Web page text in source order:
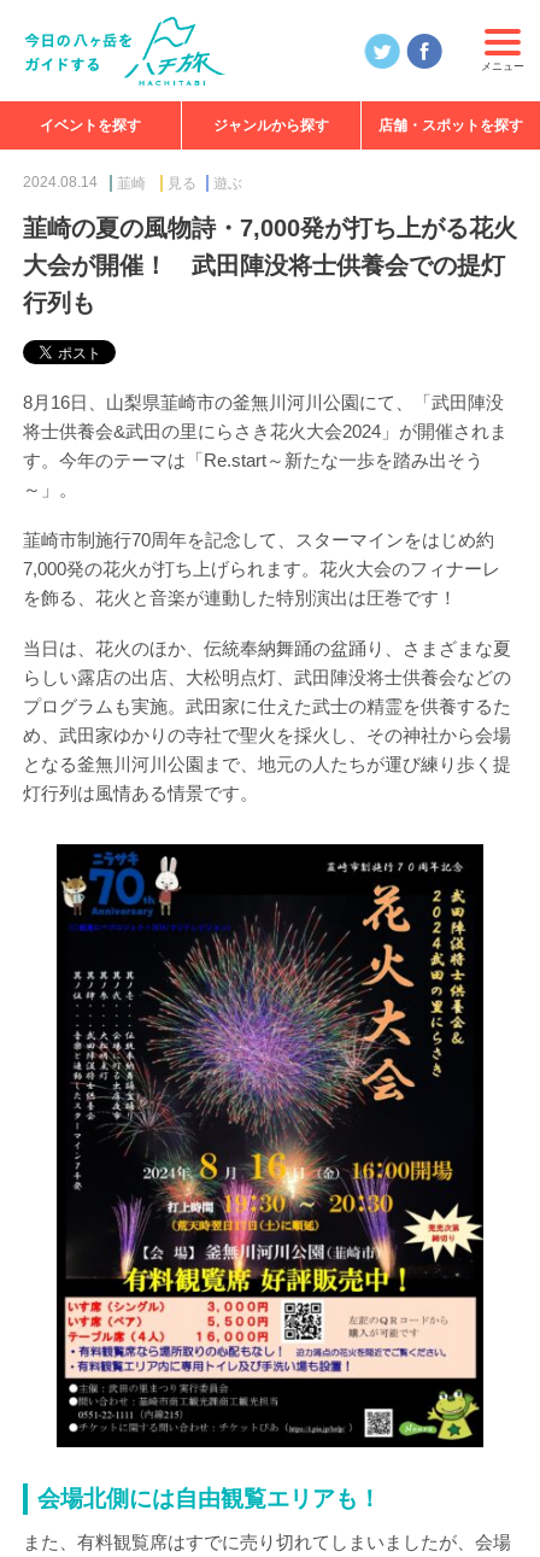
メニュー
イベントを探す ジャンルから探す 店舗・スポットを探す
2024.08.14 韮崎 見る 遊ぶ
韮崎の夏の風物詩・7,000発が打ち上がる花火
大会が開催！ 武田陣没将士供養会での提灯
行列も
8月16日、山梨県韮崎市の釜無川河川公園にて、「武田陣没
将士供養会&武田の里にらさき花火大会2024」が開催されま
す。今年のテーマは「Re.start～新たな一歩を踏み出そう
～」。
韮崎市制施行70周年を記念して、スターマインをはじめ約
7,000発の花火が打ち上げられます。花火大会のフィナーレ
を飾る、花火と音楽が連動した特別演出は圧巻です！
当日は、花火のほか、伝統奉納舞踊の盆踊り、さまざまな夏
らしい露店の出店、大松明点灯、武田陣没将士供養会などの
プログラムも実施。武田家に仕えた武士の精霊を供養するた
め、武田家ゆかりの寺社で聖火を採火し、その神社から会場
となる釜無川河川公園まで、地元の人たちが運び練り歩く提
灯行列は風情ある情景です。
会場北側には自由観覧エリアも！
また、有料観覧席はすでに売り切れてしまいましたが、会場